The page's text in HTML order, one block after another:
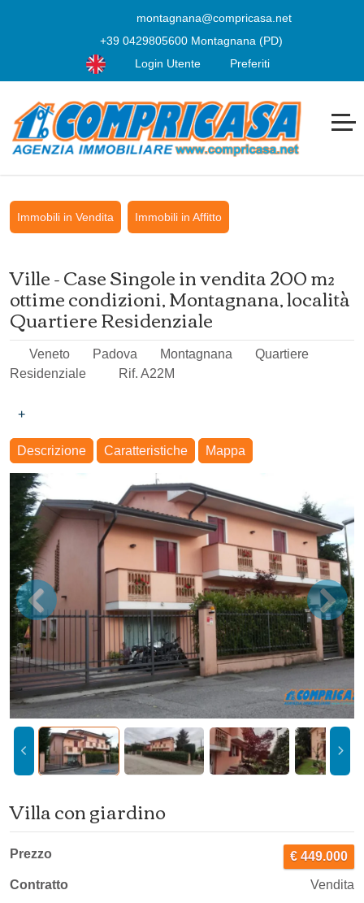
montagnana@compricasa.net
+39 0429805600 Montagnana (PD)
Login Utente
Preferiti
Immobili in Vendita Immobili in Affitto
Ville - Case Singole in vendita 200 m²
ottime condizioni, Montagnana, località
Quartiere Residenziale
Veneto Padova Montagnana
Quartiere
Residenziale
Rif. A22M
+
Descrizione Caratteristiche Mappa
Villa con giardino
Prezzo € 449.000
Contratto
Vendita